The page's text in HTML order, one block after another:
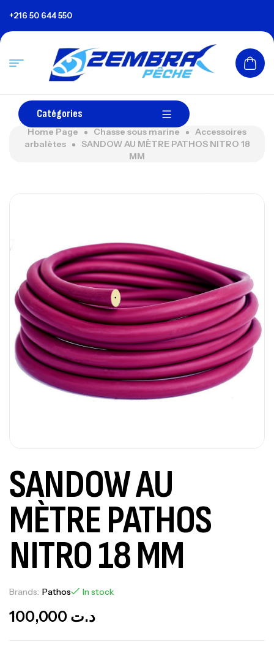
+216 50 644 550
Catégories
Home Page Chasse sous marine
Accessoires
arbalètes
SANDOW AU MÈTRE PATHOS NITRO 18
MM
SANDOW AU
MÈTRE PATHOS
NITRO 18 MM
Brands: Pathos In stock
د.ت